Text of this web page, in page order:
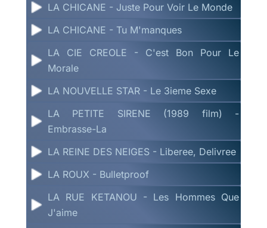
LA CHICANE - Juste Pour Voir Le Monde
LA CHICANE - Tu M'manques
LA CIE CREOLE - C'est Bon Pour Le
Morale
LA NOUVELLE STAR - Le 3ieme Sexe
LA PETITE SIRENE (1989 film) -
Embrasse-La
LA REINE DES NEIGES - Liberee, Delivree
LA ROUX - Bulletproof
LA RUE KETANOU - Les Hommes Que
J'aime